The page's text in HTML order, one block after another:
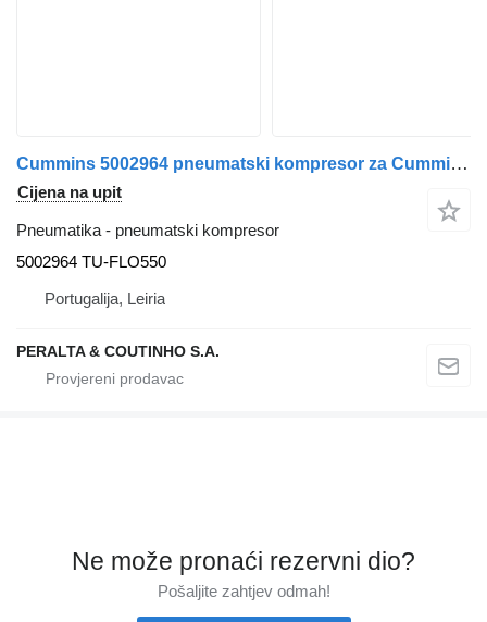
Cummins 5002964 pneumatski kompresor za Cummins kamiona
Cijena na upit
Pneumatika - pneumatski kompresor
5002964 TU-FLO550
Portugalija, Leiria
PERALTA & COUTINHO S.A.
Ne može pronaći rezervni dio?
Pošaljite zahtjev odmah!